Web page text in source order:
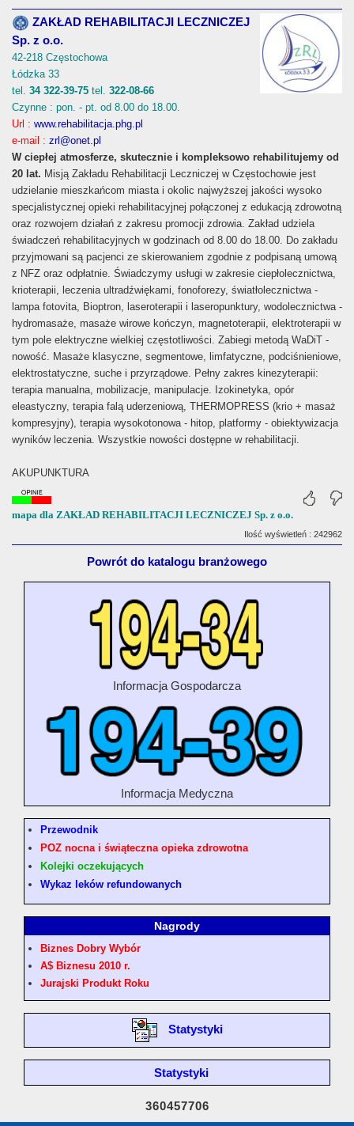
ZAKŁAD REHABILITACJI LECZNICZEJ
Sp. z o.o.
42-218 Częstochowa
Łódzka 33
tel. 34 322-39-75 tel. 322-08-66
Czynne : pon. - pt. od 8.00 do 18.00.
Url : www.rehabilitacja.phg.pl
e-mail : zrl@onet.pl
W ciepłej atmosferze, skutecznie i kompleksowo rehabilitujemy od
20 lat. Misją Zakładu Rehabilitacji Leczniczej w Częstochowie jest
udzielanie mieszkańcom miasta i okolic najwyższej jakości wysoko
specjalistycznej opieki rehabilitacyjnej połączonej z edukacją zdrowotną
oraz rozwojem działań z zakresu promocji zdrowia. Zakład udziela
świadczeń rehabilitacyjnych w godzinach od 8.00 do 18.00. Do zakładu
przyjmowani są pacjenci ze skierowaniem zgodnie z podpisaną umową
z NFZ oraz odpłatnie. Świadczymy usługi w zakresie ciepłolecznictwa,
krioterapii, leczenia ultradźwiękami, fonoforezy, światłolecznictwa -
lampa fotovita, Bioptron, laseroterapii i laseropunktury, wodolecznictwa -
hydromasaże, masaże wirowe kończyn, magnetoterapii, elektroterapii w
tym pole elektryczne wielkiej częstotliwości. Zabiegi metodą WaDiT -
nowość. Masaże klasyczne, segmentowe, limfatyczne, podciśnieniowe,
elektrostatyczne, suche i przyrządowe. Pełny zakres kinezyterapii:
terapia manualna, mobilizacje, manipulacje. Izokinetyka, opór
eleastyczny, terapia falą uderzeniową, THERMOPRESS (krio + masaż
kompresyjny), terapia wysokotonowa - hitop, platformy - obiektywizacja
wyników leczenia. Wszystkie nowości dostępne w rehabilitacji.
AKUPUNKTURA
mapa dla ZAKŁAD REHABILITACJI LECZNICZEJ Sp. z o.o.
Ilość wyświetleń : 242962
Powrót do katalogu branżowego
Informacja Gospodarcza
Informacja Medyczna
Przewodnik
POZ nocna i świąteczna opieka zdrowotna
Kolejki oczekujących
Wykaz leków refundowanych
Nagrody
Biznes Dobry Wybór
A$ Biznesu 2010 r.
Jurajski Produkt Roku
Statystyki
Statystyki
360457706